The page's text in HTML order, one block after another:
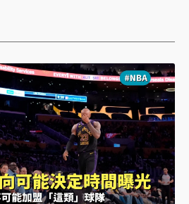
落後逆境，尼克則氣勢正旺，已